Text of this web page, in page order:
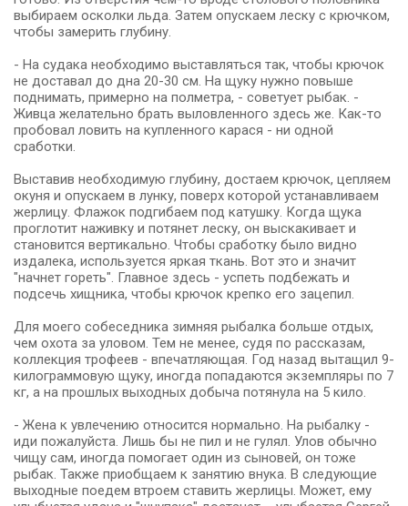
выбираем осколки льда. Затем опускаем леску с крючком,
чтобы замерить глубину.
- На судака необходимо выставляться так, чтобы крючок
не доставал до дна 20-30 см. На щуку нужно повыше
поднимать, примерно на полметра, - советует рыбак. -
Живца желательно брать выловленного здесь же. Как-то
пробовал ловить на купленного карася - ни одной
сработки.
Выставив необходимую глубину, достаем крючок, цепляем
окуня и опускаем в лунку, поверх которой устанавливаем
жерлицу. Флажок подгибаем под катушку. Когда щука
проглотит наживку и потянет леску, он выскакивает и
становится вертикально. Чтобы сработку было видно
издалека, используется яркая ткань. Вот это и значит
"начнет гореть". Главное здесь - успеть подбежать и
подсечь хищника, чтобы крючок крепко его зацепил.
Для моего собеседника зимняя рыбалка больше отдых,
чем охота за уловом. Тем не менее, судя по рассказам,
коллекция трофеев - впечатляющая. Год назад вытащил 9-
килограммовую щуку, иногда попадаются экземпляры по 7
кг, а на прошлых выходных добыча потянула на 5 кило.
- Жена к увлечению относится нормально. На рыбалку -
иди пожалуйста. Лишь бы не пил и не гулял. Улов обычно
чищу сам, иногда помогает один из сыновей, он тоже
рыбак. Также приобщаем к занятию внука. В следующие
выходные поедем втроем ставить жерлицы. Может, ему